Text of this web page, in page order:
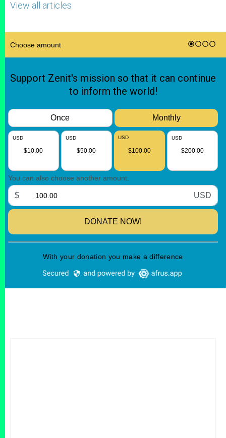
View all articles